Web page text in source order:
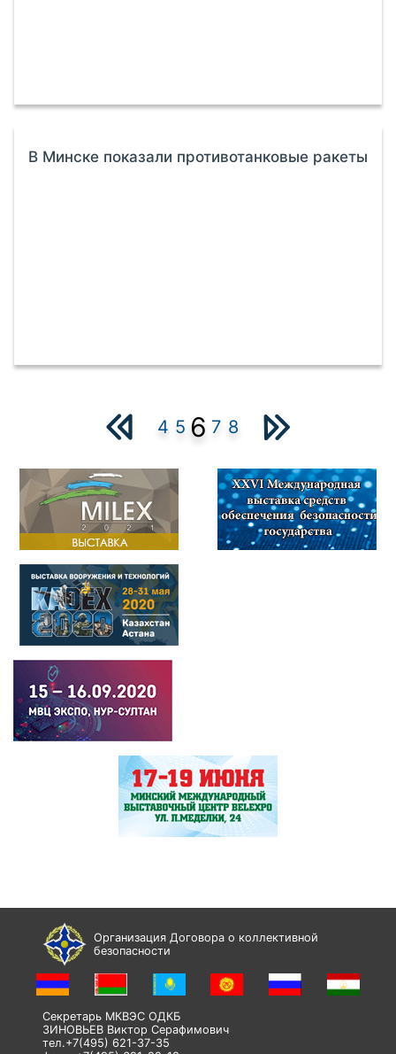
В Минске показали противотанковые ракеты
4 5 6 7 8
Организация Договора о коллективной
безопасности
Секретарь МКВЭС ОДКБ
ЗИНОВЬЕВ Виктор Серафимович
тел.+7(495) 621-37-35